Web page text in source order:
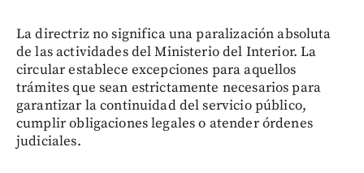
La directriz no significa una paralización absoluta
de las actividades del Ministerio del Interior. La
circular establece excepciones para aquellos
trámites que sean estrictamente necesarios para
garantizar la continuidad del servicio público,
cumplir obligaciones legales o atender órdenes
judiciales.